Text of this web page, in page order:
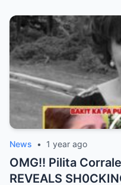
News • 1 year ago
OMG!! Pilita
REVEALS